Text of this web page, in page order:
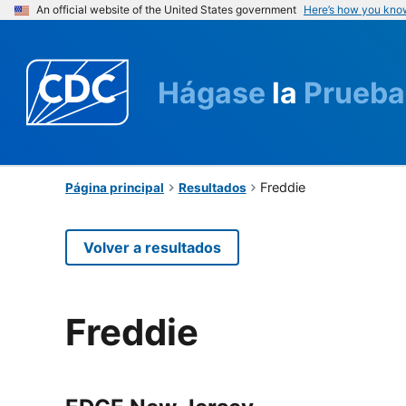
An official website of the United States government Here’s how you
Hágase la Prueba
Página principal Resultados Freddie
Volver a resultados
Freddie